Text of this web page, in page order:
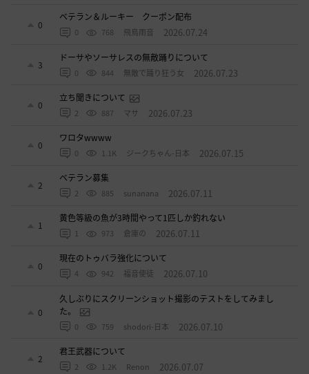
0
ベテラン＆ルーキー クーポン配布
0 768 飛鳥雨音 2026.07.24
3
ドーサやソーサレスの無敵踊りについて
0 844 無敵で踊り狂う女 2026.07.23
0
立ち聞きについて
2 887 マサ 2026.07.23
0
ワロタwwww
0 1.1K ジークちゃん-日本 2026.07.15
2
ベテラン募集
2 885 sunanana 2026.07.11
1
黄色等級の魚が3時間やって1匹しか釣れない
1 973 倉庫の 2026.07.11
0
現在のトゥバラ強化について
4 942 福音使徒 2026.07.10
0
久しぶりにスクリーンショット撮影のテストをしてみまし
た。
0 759 shodori-日本 2026.07.10
2
君王武器について
2 1.2K Renon 2026.07.07